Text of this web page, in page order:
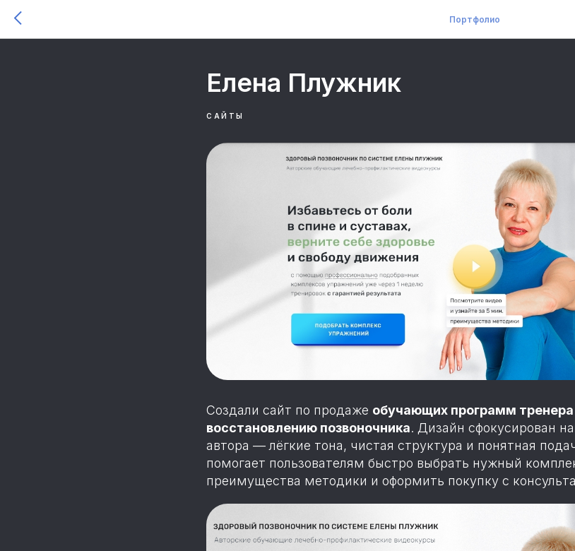
Портфолио
Елена Плужник
САЙТЫ
Создали сайт по продаже обучающих программ тренера
восстановлению позвоночника. Дизайн сфокусирован
автора — лёгкие тона, чистая структура и понятная
помогает пользователям быстро выбрать нужный
преимущества методики и оформить покупку с